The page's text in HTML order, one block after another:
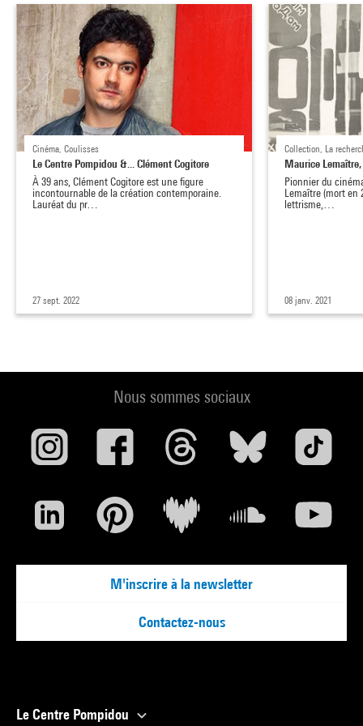
Cinéma, Coulisses
Le Centre Pompidou &... Clément Cogitore
À 39 ans, Clément Cogitore est une figure
incontournable de la création contemporaine.
Lauréat du pr…
27 sept. 2022
Collection, La
Maurice
Pionnier du
Lemaître (mort en
lettrisme,…
08 janv. 2021
Nous sommes sociaux
M'inscrire à la newsletter
Contactez-nous
Le Centre Pompidou